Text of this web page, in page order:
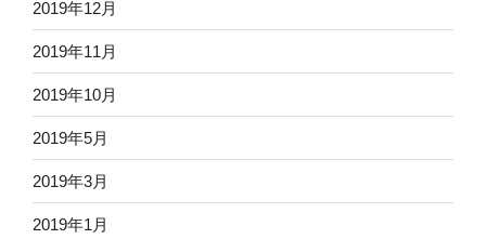
2019年12月
2019年11月
2019年10月
2019年5月
2019年3月
2019年1月